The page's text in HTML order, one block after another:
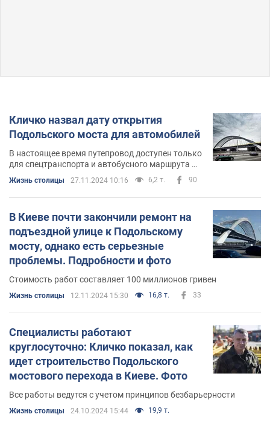
Кличко назвал дату открытия
Подольского моста для автомобилей
В настоящее время путепровод доступен только
для спецтранспорта и автобусного маршрута №
Жизнь столицы 27.11.2024 10:16 6,2 т. 90
В Киеве почти закончили ремонт на
подъездной улице к Подольскому
мосту, однако есть серьезные
проблемы. Подробности и фото
Стоимость работ составляет 100 миллионов гривен
Жизнь столицы 12.11.2024 15:30 16,8 т. 33
Специалисты работают
круглосуточно: Кличко показал, как
идет строительство Подольского
мостового перехода в Киеве. Фото
Все работы ведутся с учетом принципов безбарьерности
Жизнь столицы 24.10.2024 15:44 19,9 т.